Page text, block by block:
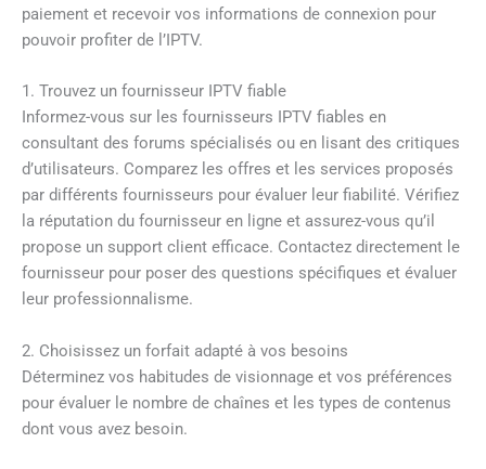
paiement et recevoir vos informations de connexion pour
pouvoir profiter de l’IPTV.
1. Trouvez un fournisseur IPTV fiable
Informez-vous sur les fournisseurs IPTV fiables en
consultant des forums spécialisés ou en lisant des critiques
d’utilisateurs. Comparez les offres et les services proposés
par différents fournisseurs pour évaluer leur fiabilité. Vérifiez
la réputation du fournisseur en ligne et assurez-vous qu’il
propose un support client efficace. Contactez directement le
fournisseur pour poser des questions spécifiques et évaluer
leur professionnalisme.
2. Choisissez un forfait adapté à vos besoins
Déterminez vos habitudes de visionnage et vos préférences
pour évaluer le nombre de chaînes et les types de contenus
dont vous avez besoin.